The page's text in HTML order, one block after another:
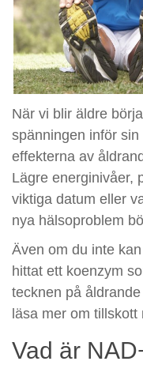
När vi blir äldre
spänningen inför
effekterna av
Lägre energinivåer,
viktiga datum eller
nya hälsoproblem
Även om du inte
hittat ett koenzym
tecknen på
läsa mer om
Vad är